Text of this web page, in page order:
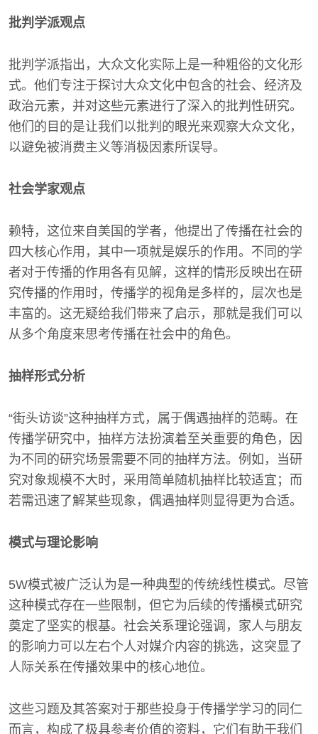
批判学派观点
批判学派指出，大众文化实际上是一种粗俗的文化形
式。他们专注于探讨大众文化中包含的社会、经济及
政治元素，并对这些元素进行了深入的批判性研究。
他们的目的是让我们以批判的眼光来观察大众文化，
以避免被消费主义等消极因素所误导。
社会学家观点
赖特，这位来自美国的学者，他提出了传播在社会的
四大核心作用，其中一项就是娱乐的作用。不同的学
者对于传播的作用各有见解，这样的情形反映出在研
究传播的作用时，传播学的视角是多样的，层次也是
丰富的。这无疑给我们带来了启示，那就是我们可以
从多个角度来思考传播在社会中的角色。
抽样形式分析
“街头访谈”这种抽样方式，属于偶遇抽样的范畴。在
传播学研究中，抽样方法扮演着至关重要的角色，因
为不同的研究场景需要不同的抽样方法。例如，当研
究对象规模不大时，采用简单随机抽样比较适宜；而
若需迅速了解某些现象，偶遇抽样则显得更为合适。
模式与理论影响
5W模式被广泛认为是一种典型的传统线性模式。尽管
这种模式存在一些限制，但它为后续的传播模式研究
奠定了坚实的根基。社会关系理论强调，家人与朋友
的影响力可以左右个人对媒介内容的挑选，这突显了
人际关系在传播效果中的核心地位。
这些习题及其答案对于那些投身于传播学学习的同仁
而言，构成了极具参考价值的资料，它们有助于我们